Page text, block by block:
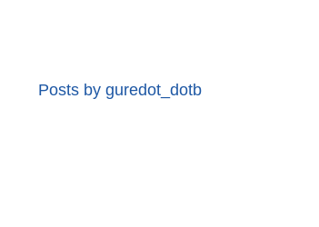
Posts by guredot_dotb